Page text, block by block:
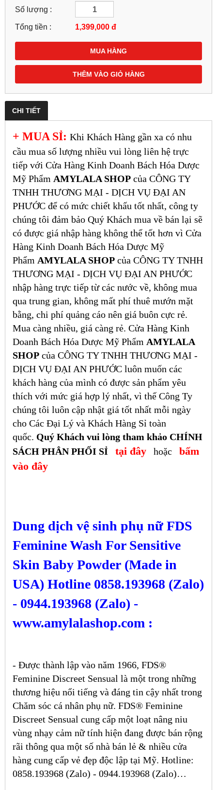
Số lượng :
Tổng tiền : 1,399,000 đ
MUA HÀNG
THÊM VÀO GIỎ HÀNG
CHI TIẾT
+ MUA SỈ: Khi Khách Hàng gần xa có nhu
cầu mua số lượng nhiều vui lòng liên hệ trực
tiếp với Cửa Hàng Kinh Doanh Bách Hóa Dược
Mỹ Phẩm AMYLALA SHOP của CÔNG TY
TNHH THƯƠNG MẠI - DỊCH VỤ ĐẠI AN
PHƯỚC để có mức chiết khấu tốt nhất, công ty
chúng tôi đảm bảo Quý Khách mua về bán lại sẽ
có được giá nhập hàng không thể tốt hơn vì Cửa
Hàng Kinh Doanh Bách Hóa Dược Mỹ
Phẩm AMYLALA SHOP của CÔNG TY TNHH
THƯƠNG MẠI - DỊCH VỤ ĐẠI AN PHƯỚC
nhập hàng trực tiếp từ các nước về, không mua
qua trung gian, không mất phí thuê mướn mặt
bằng, chi phí quảng cáo nên giá buôn cực rẻ.
Mua càng nhiều, giá càng rẻ. Cửa Hàng Kinh
Doanh Bách Hóa Dược Mỹ Phẩm AMYLALA
SHOP của CÔNG TY TNHH THƯƠNG MẠI -
DỊCH VỤ ĐẠI AN PHƯỚC luôn muốn các
khách hàng của mình có được sản phẩm yêu
thích với mức giá hợp lý nhất, vì thế Công Ty
chúng tôi luôn cập nhật giá tốt nhất mỗi ngày
cho Các Đại Lý và Khách Hàng Sỉ toàn
quốc. Quý Khách vui lòng tham khảo CHÍNH
SÁCH PHÂN PHỐI SỈ
tại đây hoặc bấm
vào đây
Dung dịch vệ sinh phụ nữ FDS
Feminine Wash For Sensitive
Skin Baby Powder (Made in
USA) Hotline 0858.193968 (Zalo)
- 0944.193968 (Zalo) -
www.amylalashop.com :
- Được thành lập vào năm 1966, FDS®
Feminine Discreet Sensual là một trong những
thương hiệu nổi tiếng và đáng tin cậy nhất trong
Chăm sóc cá nhân phụ nữ. FDS® Feminine
Discreet Sensual cung cấp một loạt nâng niu
vùng nhạy cảm nữ tính hiện đang được bán rộng
rãi thông qua một số nhà bán lẻ & nhiều cửa
hàng cung cấp vẻ đẹp độc lập tại Mỹ. Hotline:
0858.193968 (Zalo) - 0944.193968 (Zalo)…